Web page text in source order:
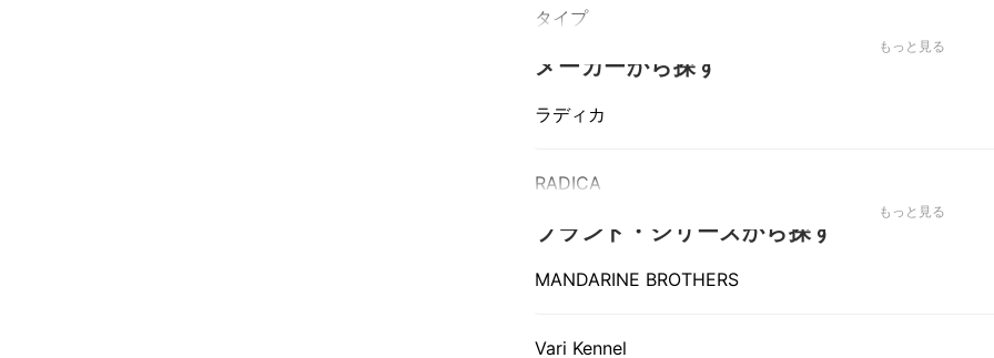
タイプ
もっと見る
メーカーから探す
ラディカ
RADICA
もっと見る
ブランド・シリーズから探す
MANDARINE BROTHERS
Vari Kennel